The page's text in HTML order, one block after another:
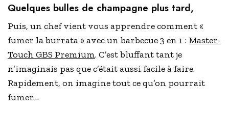
Quelques bulles de champagne plus tard,
Puis, un chef vient vous apprendre comment «
fumer la burrata » avec un barbecue 3 en 1 : Master-
Touch GBS Premium. C’est bluffant tant je
n’imaginais pas que c’était aussi facile à faire.
Rapidement, on imagine tout ce qu’on pourrait
fumer…